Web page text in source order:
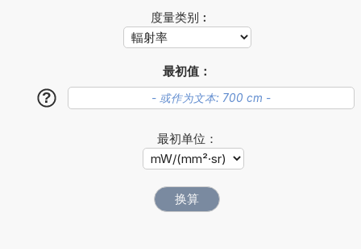
度量类别︰
最初值：
?
最初单位：